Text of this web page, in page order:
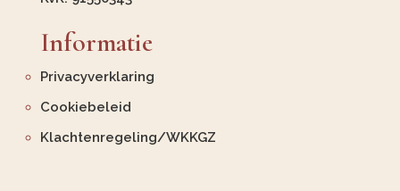
Informatie
Privacyverklaring
Cookiebeleid
Klachtenregeling/WKKGZ